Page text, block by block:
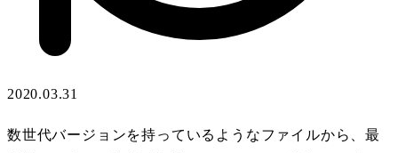
2020.03.31
数世代バージョンを持っているようなファイルから、最